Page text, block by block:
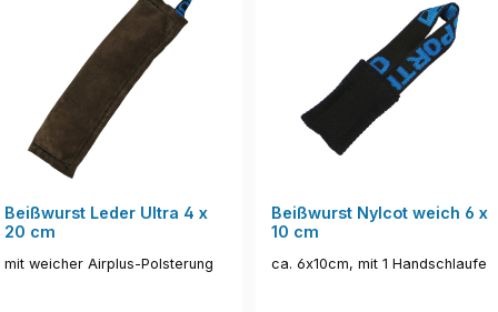
Beißwurst Leder Ultra 4 x
20 cm
mit weicher Airplus-Polsterung
Beißwurst Nylcot weich 6 x
10 cm
ca. 6x10cm, mit 1 Handschlaufe